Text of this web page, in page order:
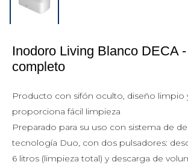
Inodoro Living Blanco DECA
completo
Producto con sifón oculto, diseño limpio
proporciona fácil limpieza
Preparado para su uso con sistema de
tecnología Duo, con dos pulsadores:
6 litros (limpieza total) y descarga de